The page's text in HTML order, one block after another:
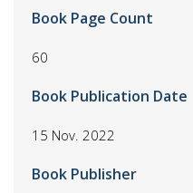
Book Page Count
60
Book Publication Date
15 Nov. 2022
Book Publisher